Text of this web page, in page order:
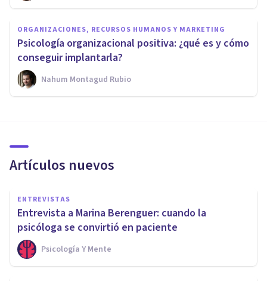
ORGANIZACIONES, RECURSOS HUMANOS Y MARKETING
Psicología organizacional positiva: ¿qué es y cómo
conseguir implantarla?
Nahum Montagud Rubio
Artículos nuevos
ENTREVISTAS
Entrevista a Marina Berenguer: cuando la
psicóloga se convirtió en paciente
Psicología Y Mente